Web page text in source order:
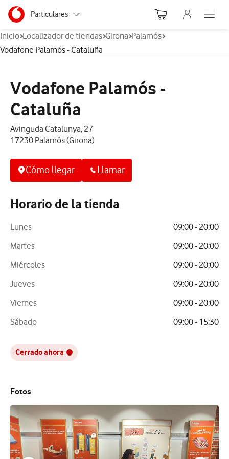
Ir a la pagina principal de vodafone.es
Menu navegación Segmento
Particulares
Autónomos
Grandes empresas y AA.PP.
Menu
Abre el
Inicio Localizador de tiendas Girona Palamós
Vodafone Palamós - Cataluña
Vodafone Palamós -
Cataluña
Avinguda Catalunya, 27
17230 Palamós (Girona)
Cómo llegar Llamar
Horario de la tienda
Lunes
09:00 - 20:00
Martes
09:00 - 20:00
Miércoles
09:00 - 20:00
Jueves
09:00 - 20:00
Viernes
09:00 - 20:00
Sábado
09:00 - 15:30
Cerrado ahora
Fotos